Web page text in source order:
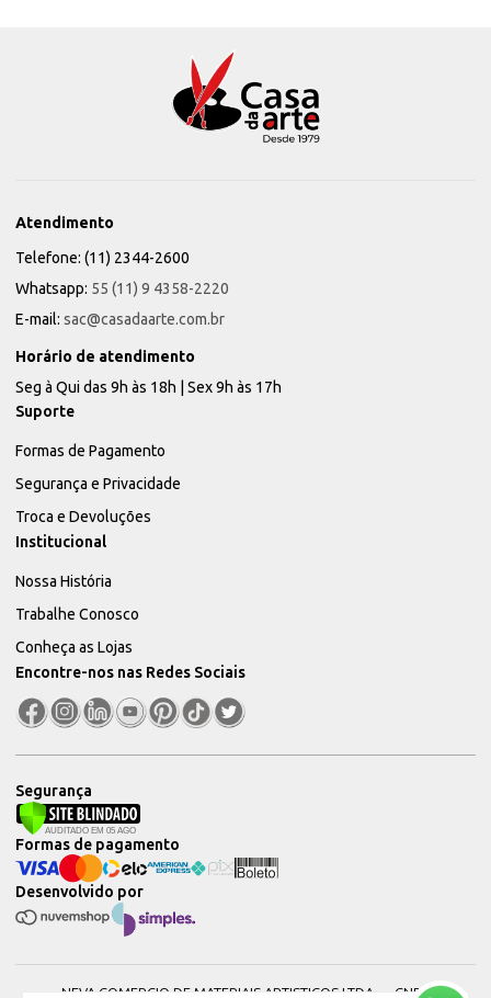
Atendimento
Telefone: (11) 2344-2600
Whatsapp: 55 (11) 9 4358-2220
E-mail: sac@casadaarte.com.br
Horário de atendimento
Seg à Qui das 9h às 18h | Sex 9h às 17h
Suporte
Formas de Pagamento
Segurança e Privacidade
Troca e Devoluções
Institucional
Nossa História
Trabalhe Conosco
Conheça as Lojas
Encontre-nos nas Redes Sociais
Segurança
Desenvolvido por
Formas de pagamento
NEVA COMERCIO DE MATERIAIS ARTISTICOS LTDA — CNPJ: